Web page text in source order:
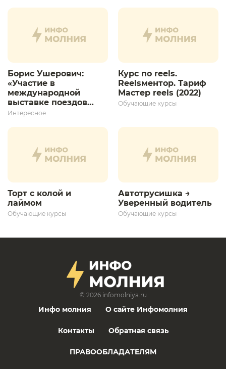
Борис Ушерович:
«Участие в
международной
выставке поездов
дает толчок для
развития»
Интересное
Курс по reels.
Reelsментор. Тариф
Мастер reels (2022)
Обучающие курсы
Торт с колой и
лаймом
Обучающие курсы
Автотрусишка →
Уверенный водитель​
Обучающие курсы
© 2026 infomolniya.ru
Инфо молния О сайте Инфомолния
Контакты Обратная связь
ПРАВООБЛАДАТЕЛЯМ